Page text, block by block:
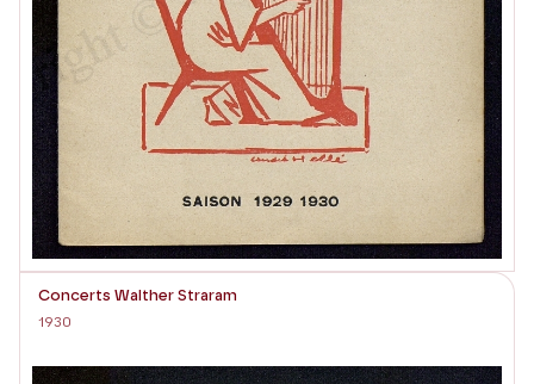
Concerts Walther Straram
1930